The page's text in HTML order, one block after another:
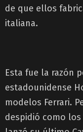
de que ellos
italiana.
Esta fue la razón
estadounidense
modelos Ferrari.
despidió como los